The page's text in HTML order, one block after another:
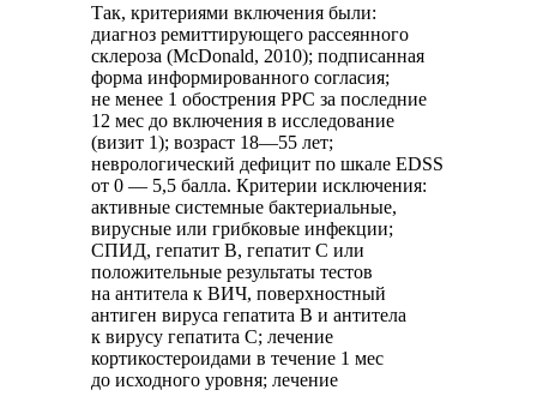
Так, критериями включения были:
диагноз ремиттирующего рассеянного
склероза (McDonald, 2010); подписанная
форма информированного согласия;
не менее 1 обострения РРС за последние
12 мес до включения в исследование
(визит 1); возраст 18—55 лет;
неврологический дефицит по шкале EDSS
от 0 — 5,5 балла. Критерии исключения:
активные системные бактериальные,
вирусные или грибковые инфекции;
СПИД, гепатит B, гепатит C или
положительные результаты тестов
на антитела к ВИЧ, поверхностный
антиген вируса гепатита B и антитела
к вирусу гепатита C; лечение
кортикостероидами в течение 1 мес
до исходного уровня; лечение